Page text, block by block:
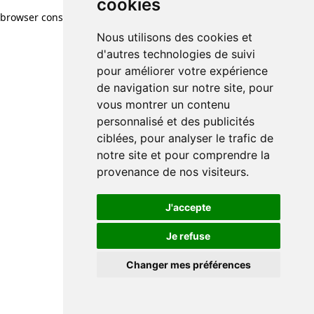
cookies
Nous utilisons des cookies et
d'autres technologies de suivi
pour améliorer votre expérience
de navigation sur notre site, pour
vous montrer un contenu
personnalisé et des publicités
ciblées, pour analyser le trafic de
notre site et pour comprendre la
provenance de nos visiteurs.
J'accepte
Je refuse
Changer mes préférences
browser console for more information)